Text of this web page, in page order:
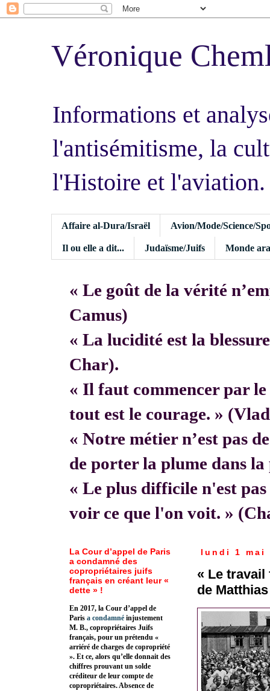
Véronique
Informations et
l'antisémitisme, la
l'Histoire et l'aviation.
Affaire al-Dura/Israël Avion/Mode/Science/
Il ou elle a dit... Judaïsme/Juifs Monde
« Le goût de la vérité
Camus)
« La lucidité est la
Char).
« Il faut commencer par le
tout est le courage. »
« Notre métier n’est pas
de porter la plume dans
« Le plus difficile n'est
voir ce que l'on voit. »
lundi 1 mai
« Le travail
de
La Cour d’appel de Paris
a condamné des
copropriétaires juifs
français en créant leur «
dette » !
En 2017, la Cour d’appel de
Paris a condamné injustement
M. B., copropriétaires Juifs
français, pour un prétendu «
arriéré de charges de copropriété
». Et ce, alors qu’elle donnait des
chiffres prouvant un solde
créditeur de leur compte de
copropriétaires. Absence de